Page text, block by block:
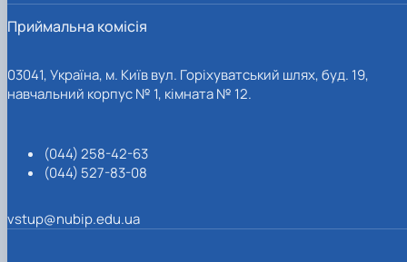
Приймальна комісія
03041, Україна, м. Київ вул. Горіхуватський шлях, буд. 19,
навчальний корпус № 1, кімната № 12.
(044) 258-42-63
(044) 527-83-08
vstup@nubip.edu.ua